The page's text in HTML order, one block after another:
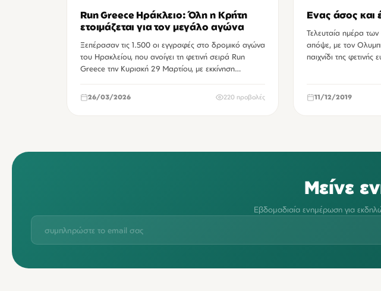
Run Greece Ηράκλειο: Όλη η Κρήτη
ετοιμάζεται για τον μεγάλο αγώνα
Ξεπέρασαν τις 1.500 οι εγγραφές στο δρομικό αγώνα
του Ηρακλείου, που ανοίγει τη φετινή σειρά Run
Greece την Κυριακή 29 Μαρτίου, με εκκίνηση…
26/03/2026 220 προβολές
Ενας άσος και
Τελευταία ημέρα
απόψε, με τον
παιχνίδι της
11/12/2019
Μείνε
Εβδομαδιαία ενημέρωση για